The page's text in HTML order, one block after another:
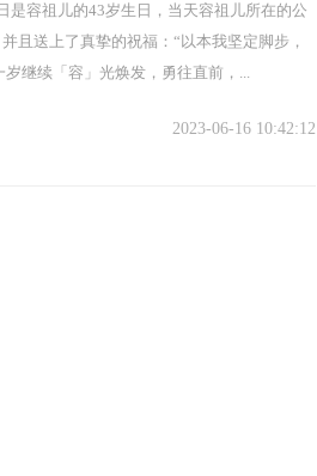
是容祖儿的43岁生日，当天容祖儿所在的公
且送上了真挚的祝福：“以本我坚定脚步，
继续「容」光焕发，勇往直前，...
2023-06-16 10:42:12